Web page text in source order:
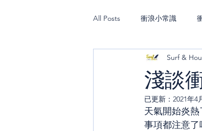
All Posts 衝浪小常識
淺談
Surf &
已更新： 2021年4
天氣開始炎
事項都注意